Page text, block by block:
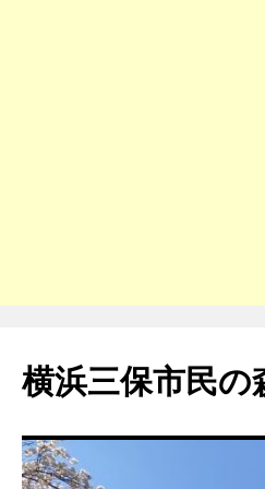
テ
ン
へ
ス
キ
横浜三保市民の